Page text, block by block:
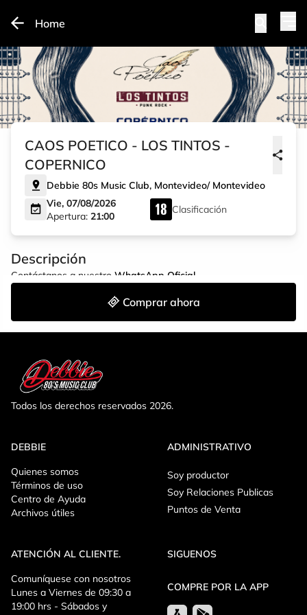
Home
CAOS POETICO - LOS TINTOS -
COPERNICO
Debbie 80s Music Club, Montevideo/ Montevideo
Vie, 07/08/2026
Apertura: 21:00
Clasificación
Descripción
Contáctanos a nuestro WhatsApp Oficial
Comprar ahora
Todos los derechos reservados 2026.
DEBBIE
Quienes somos
Términos de uso
Centro de Ayuda
Archivos útiles
ADMINISTRATIVO
Soy productor
Soy Relaciones Publicas
Puntos de Venta
ATENCIÓN AL CLIENTE.
Comuníquese con nosotros
Lunes a Viernes de 09:30 a
19:00 hrs - Sábados y
SIGUENOS
COMPRE POR LA APP